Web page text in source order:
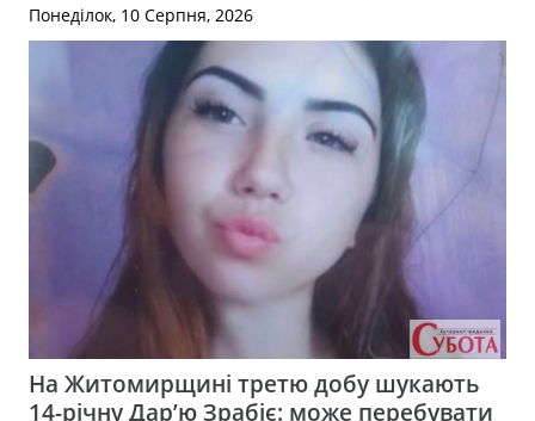
Понеділок, 10 Серпня, 2026
На Житомирщині третю добу шукають
14-річну Дар’ю Зрабіє: може перебувати